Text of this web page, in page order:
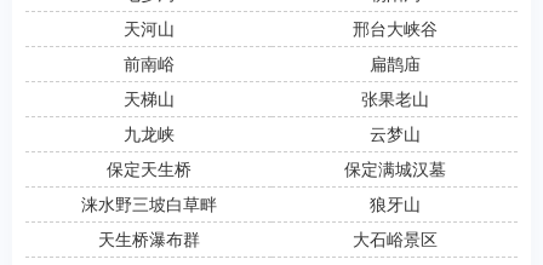
天河山
邢台大峡谷
前南峪
扁鹊庙
天梯山
张果老山
九龙峡
云梦山
保定天生桥
保定满城汉墓
涞水野三坡白草畔
狼牙山
天生桥瀑布群
大石峪景区